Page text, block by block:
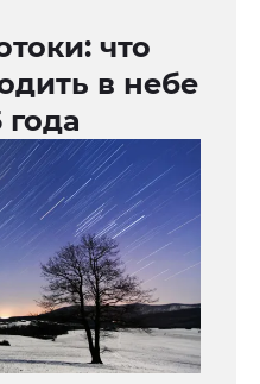
что
в небе
года